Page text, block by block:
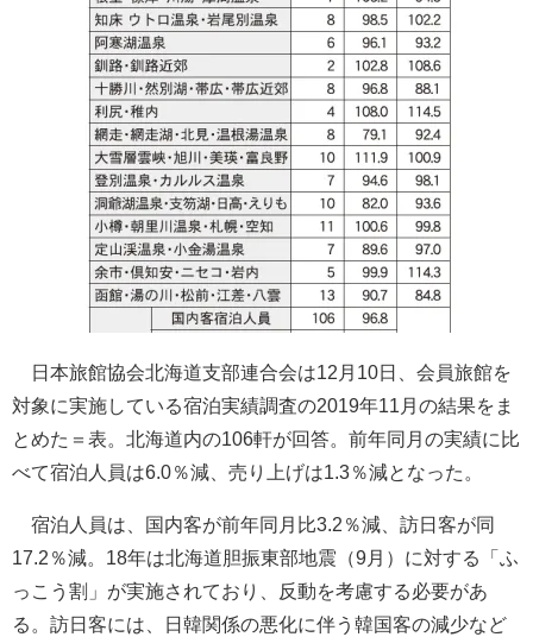
日本旅館協会北海道支部連合会は12月10日、会員旅館を
対象に実施している宿泊実績調査の2019年11月の結果をま
とめた＝表。北海道内の106軒が回答。前年同月の実績に比
べて宿泊人員は6.0％減、売り上げは1.3％減となった。
宿泊人員は、国内客が前年同月比3.2％減、訪日客が同
17.2％減。18年は北海道胆振東部地震（9月）に対する「ふ
っこう割」が実施されており、反動を考慮する必要があ
る。訪日客には、日韓関係の悪化に伴う韓国客の減少など